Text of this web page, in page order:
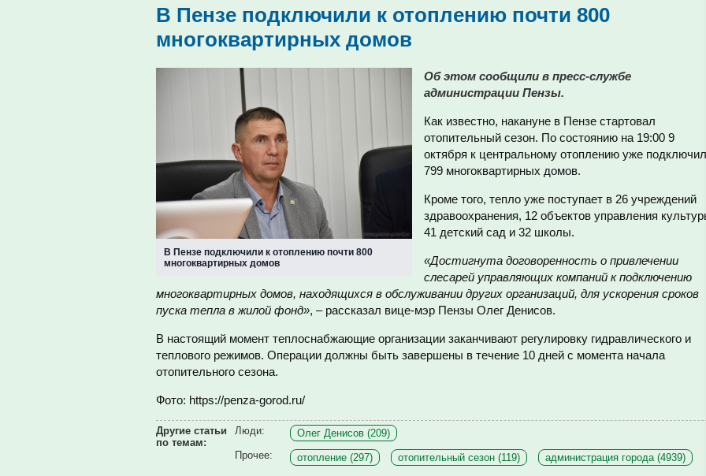
В Пензе подключили к отоплению почти 800
многоквартирных домов
В Пензе подключили к отоплению почти 800
многоквартирных домов
Об этом сообщили в пресс-службе
администрации Пензы.
Как известно, накануне в Пензе стартовал
отопительный сезон. По состоянию на 19:00 9
октября к центральному отоплению уже
799 многоквартирных домов.
Кроме того, тепло уже поступает в 26 учреждений
здравоохранения, 12 объектов управления
41 детский сад и 32 школы.
«Достигнута договоренность о привлечении
слесарей управляющих компаний к подключению
многоквартирных домов, находящихся в обслуживании других организаций, для ускорения сроков
пуска тепла в жилой фонд», – рассказал вице-мэр Пензы Олег Денисов.
В настоящий момент теплоснабжающие организации заканчивают регулировку гидравлического и
теплового режимов. Операции должны быть завершены в течение 10 дней с момента начала
отопительного сезона.
Фото: https://penza-gorod.ru/
Другие статьи
по темам:
Люди:
Олег Денисов (209)
Прочее:
отопление (297) отопительный сезон (119) администрация города (4939)